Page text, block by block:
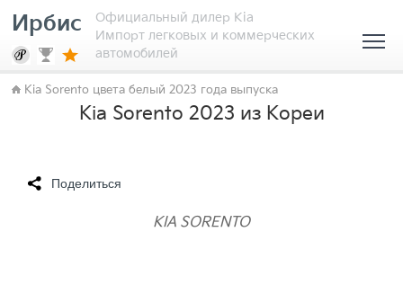
Ирбис
Официальный дилер Kia
Импорт легковых и коммерческих
автомобилей
Kia Sorento цвета белый 2023 года выпуска
Kia Sorento 2023 из Кореи
Поделиться
KIA SORENTO